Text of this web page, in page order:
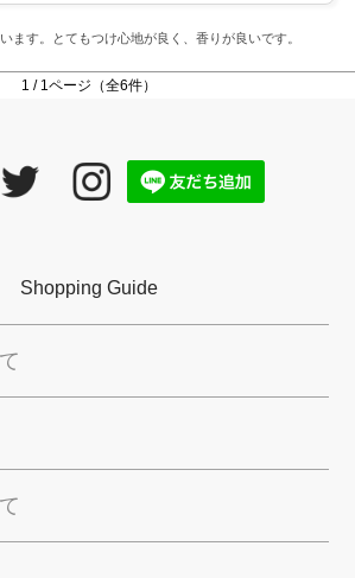
ます。とてもつけ心地が良く、香りが良いです。
1 / 1ページ（全6件）
Shopping Guide